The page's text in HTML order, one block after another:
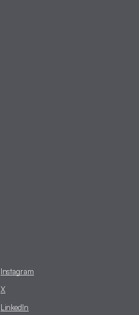
Instagram
X
LinkedIn